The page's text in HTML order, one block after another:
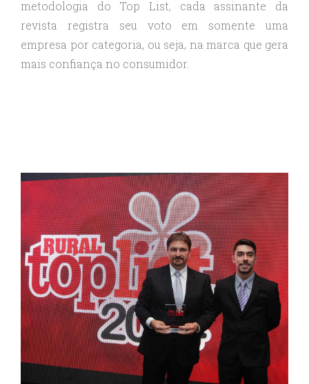
metodologia do Top List, cada assinante da
revista registra seu voto em somente uma
empresa por categoria, ou seja, na marca que gera
mais confiança no consumidor.